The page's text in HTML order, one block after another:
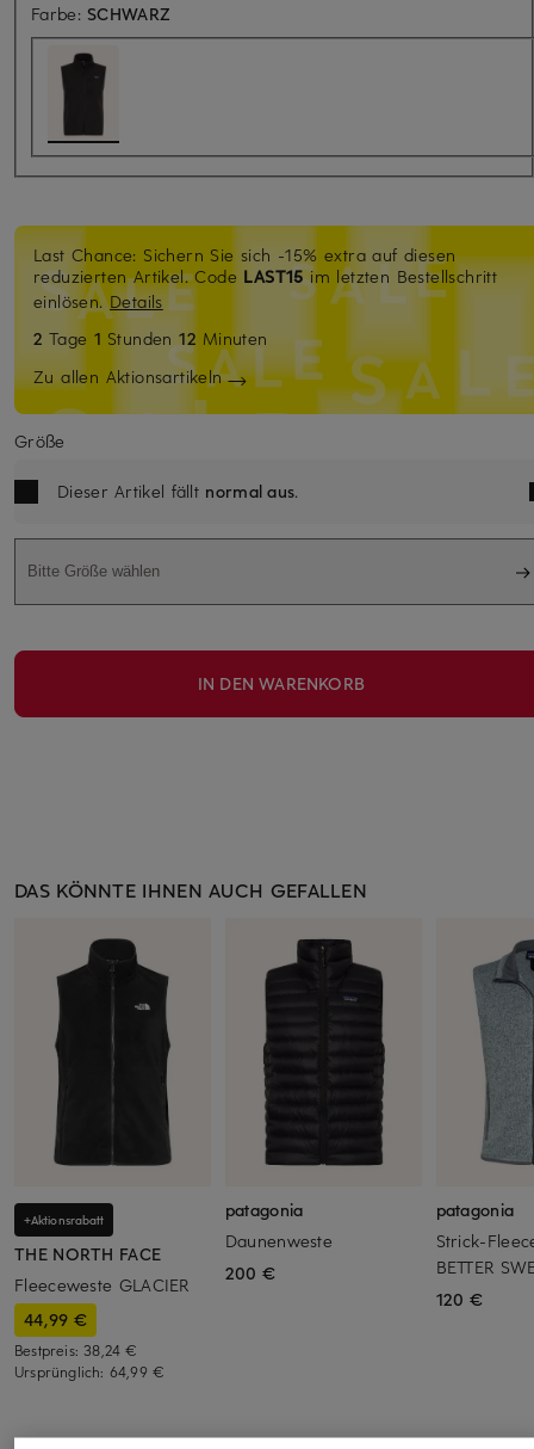
Farbe: SCHWARZ
Last Chance: Sichern Sie sich -15% extra auf diesen
reduzierten Artikel. Code LAST15im letzten Bestellschritt
einlösen.Details
2 Tage1 Stunden12 Minuten
Zu allen Aktionsartikeln
Größe
Dieser Artikel fällt normal aus.
Bitte Größe wählen
IN DEN WARENKORB
DAS KÖNNTE IHNEN AUCH GEFALLEN
+Aktionsrabatt
THE NORTH FACE
Fleeceweste GLACIER
44,99 €
Bestpreis:38,24 €
Ursprünglich: 64,99 €
patagonia
Daunenweste
200 €
patagonia
Strick-
BETTER
120 €